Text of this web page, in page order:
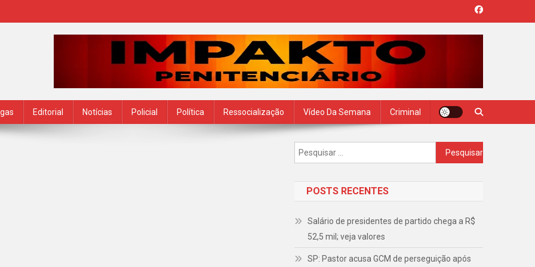
Editorial Notícias Policial Política Ressocialização Vídeo Da Semana Criminal
Pesquisar
por:
POSTS RECENTES
Salário de presidentes de partido chega a R$
52,5 mil; veja valores
SP: Pastor acusa GCM de perseguição após